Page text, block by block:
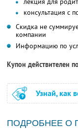
консультация с
Скидка не
компании
Информацию по
Купон действителен
Узнай, как
ПОДРОБНЕЕ О